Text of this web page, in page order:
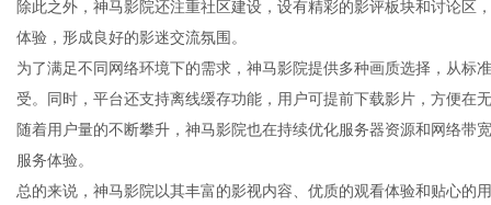
除此之外，神马影院还注重社区建设，设有精彩的影评板块和讨论区
体验，形成良好的影迷交流氛围。
为了满足不同网络环境下的需求，神马影院提供多种画质选择，从标
受。同时，平台还支持离线缓存功能，用户可提前下载影片，方便在
随着用户量的不断攀升，神马影院也在持续优化服务器资源和网络带
服务体验。
总的来说，神马影院以其丰富的影视内容、优质的观看体验和贴心的